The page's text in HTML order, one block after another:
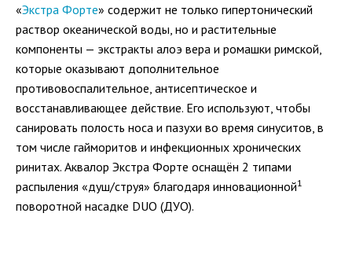
«Экстра Форте» содержит не только гипертонический
раствор океанической воды, но и растительные
компоненты — экстракты алоэ вера и ромашки римской,
которые оказывают дополнительное
противовоспалительное, антисептическое и
восстанавливающее действие. Его используют, чтобы
санировать полость носа и пазухи во время синуситов, в
том числе гайморитов и инфекционных хронических
ринитах. Аквалор Экстра Форте оснащён 2 типами
распыления «душ/струя» благодаря инновационной1
поворотной насадке DUO (ДУО).